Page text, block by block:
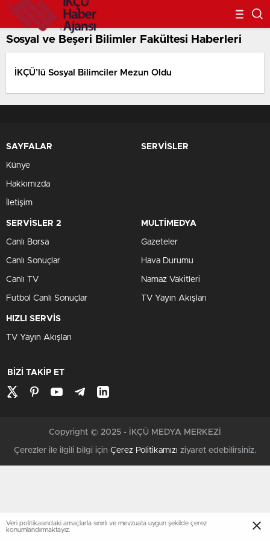
Sosyal ve Beşeri Bilimler Fakültesi Haberleri
İKÇÜ’lü Sosyal Bilimciler Mezun Oldu
SAYFALAR
Künye
Hakkımızda
İletişim
SERVİSLER
SERVİSLER 2
Canlı Borsa
Canlı Sonuçlar
Canlı TV
Futbol Canlı Sonuçlar
MULTİMEDYA
Gazeteler
Hava Durumu
Namaz Vakitleri
TV Yayın Akışları
HIZLI SERVİS
TV Yayın Akışları
BİZİ TAKİP ET
Copyright © 2025 - İKÇÜ MEDYA MERKEZİ
Çerezler ile ilgili bilgi için Çerez Politikamızı ziyaret edebilirsiniz.
Veri politikasındaki amaçlarla sınırlı ve mevzuata uygun şekilde çerez
konumlandırmaktayız.